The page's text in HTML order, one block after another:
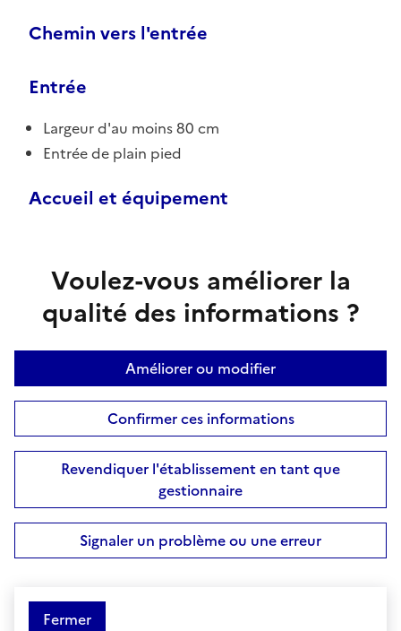
Chemin vers l'entrée
Entrée
Largeur d'au moins 80 cm
Entrée de plain pied
Accueil et équipement
Voulez-vous améliorer la
qualité des informations ?
Améliorer ou modifier
Confirmer ces informations
Revendiquer l'établissement en tant que
gestionnaire
Signaler un problème ou une erreur
Fermer